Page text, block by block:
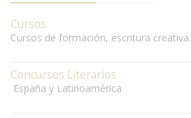
Cursos
Cursos de formación, escritura creativa.
Concursos Literarios
España y Latinoamérica